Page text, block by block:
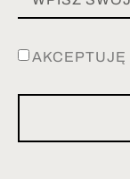
AKCEPTUJĘ